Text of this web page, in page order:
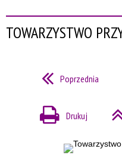
TOWARZYSTWO
Poprzednia
Drukuj